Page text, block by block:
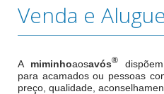
Venda e
A miminhoaosavós®dispõem
para acamados ou pessoas
preço, qualidade,